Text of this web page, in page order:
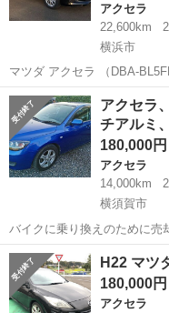
アクセラ
22,600km
横浜市
マツダ アクセラ （DBA-
ク ガソリン車 ブラック 車検の有効期間満了日：令和3年1月16日 車好
きの知人が高齢となり、「
神奈川 横浜市 アクセラ
アクセラ
チアルミ
180,000円
アクセラ
14,000km
横須賀市
バイクに乗り換えのために売
ばかりでタイヤの山もありま
神奈川 横須賀市 アク
H22 マツ
180,000円
アクセラ